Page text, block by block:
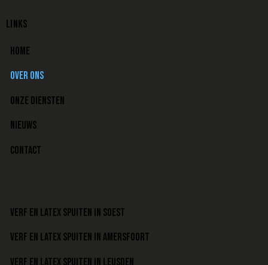
LINKS
HOME
OVER ONS
ONZE DIENSTEN
NIEUWS
CONTACT
VERF EN LATEX SPUITEN IN SOEST
VERF EN LATEX SPUITEN IN AMERSFOORT
VERF EN LATEX SPUITEN IN LEUSDEN